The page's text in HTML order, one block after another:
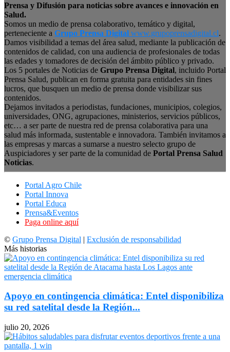
Prensa y Difusión para noticias sobre avances e innovación en
Salud.
Somos un medio de prensa colaborativo, temático y digital,
perteneciente a Grupo Prensa Digital www.grupoprensadigital.cl.
Damos visibilidad a temas del área salud, mediante la publicación de
contenidos de calidad, con una audiencia de profesionales de todas
las edades y tomadores de decisión del ámbito público y privado.
Los 5 portales de Noticias de Grupo Prensa Digital, incluido Portal
Prensa Salud, publican en forma gratuita para entidades sin fines
lucros, que busquen un medio de prensa donde visibilizar sus
contenidos.
Dejamos invitados a periodistas, fundaciones, municipios, colegios,
universidades, ONG, agrupaciones, ministerios, servicios públicos,
etc… a ser parte de nuestra red de prensa colaborativa para una
salud más informada, sustentable e innovadora. También invitamos a
las empresas y marcas a sumarse a nuestro selecto grupo de
Auspiciadores y ser parte de la comunidad de Portal Prensa Salud
Noticias.
Portal Agro Chile
Portal Innova
Portal Educa
Prensa&Eventos
Paga online aquí
© Grupo Prensa Digital | Exclusión de responsabilidad
Más historias
Apoyo en contingencia climática: Entel disponibiliza
su red satelital desde la Región...
julio 20, 2026